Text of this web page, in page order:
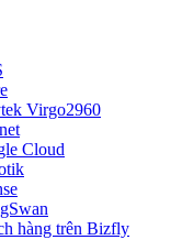
Virgo2960
Cloud
hàng trên Bizfly